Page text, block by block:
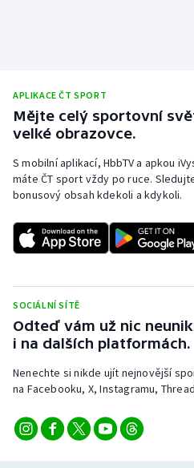
APLIKACE ČT SPORT
Mějte celý sportovní
velké obrazovce.
S mobilní aplikací, HbbTV a apkou
máte ČT sport vždy po ruce.
bonusový obsah kdekoli a kdykoli.
SOCIÁLNÍ SÍTĚ
Odteď vám už nic
i na dalších platformách.
Nenechte si nikde ujít nejnovější
na Facebooku, X, Instagramu,